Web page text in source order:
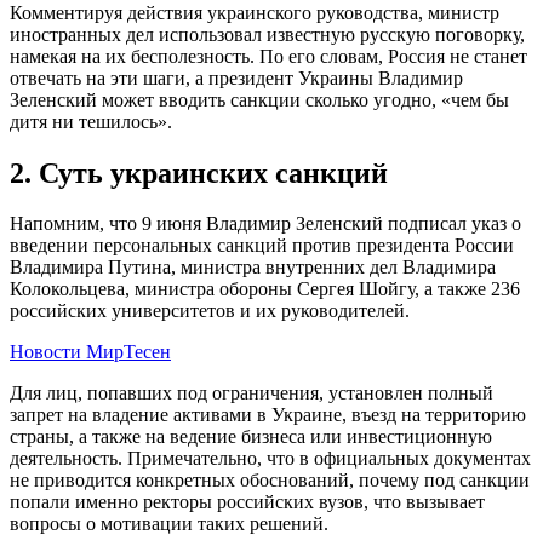
Комментируя действия украинского руководства, министр
иностранных дел использовал известную русскую поговорку,
намекая на их бесполезность. По его словам, Россия не станет
отвечать на эти шаги, а президент Украины Владимир
Зеленский может вводить санкции сколько угодно, «чем бы
дитя ни тешилось».
2. Суть украинских санкций
Напомним, что 9 июня Владимир Зеленский подписал указ о
введении персональных санкций против президента России
Владимира Путина, министра внутренних дел Владимира
Колокольцева, министра обороны Сергея Шойгу, а также 236
российских университетов и их руководителей.
Новости МирТесен
Для лиц, попавших под ограничения, установлен полный
запрет на владение активами в Украине, въезд на территорию
страны, а также на ведение бизнеса или инвестиционную
деятельность. Примечательно, что в официальных документах
не приводится конкретных обоснований, почему под санкции
попали именно ректоры российских вузов, что вызывает
вопросы о мотивации таких решений.